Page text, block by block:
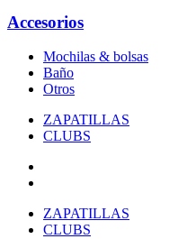
Accesorios
Mochilas & bolsas
Baño
Otros
ZAPATILLAS
CLUBS
ZAPATILLAS
CLUBS